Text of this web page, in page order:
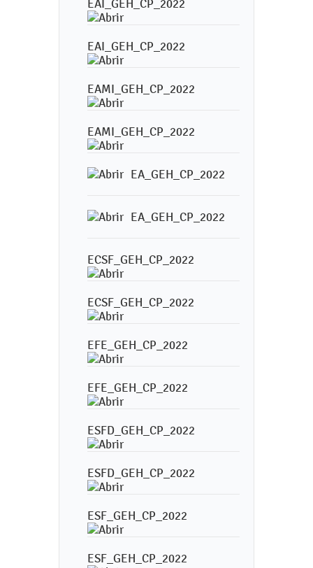
EAI_GEH_CP_2022
EAI_GEH_CP_2022
EAMI_GEH_CP_2022
EAMI_GEH_CP_2022
EA_GEH_CP_2022
EA_GEH_CP_2022
ECSF_GEH_CP_2022
ECSF_GEH_CP_2022
EFE_GEH_CP_2022
EFE_GEH_CP_2022
ESFD_GEH_CP_2022
ESFD_GEH_CP_2022
ESF_GEH_CP_2022
ESF_GEH_CP_2022